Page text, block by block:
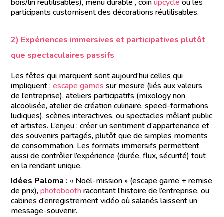
bois/lin réutilisables), menu durable , coinupcycle où les
participants customisent des décorations réutilisables.
2) Expériences immersives et participatives plutôt
que spectaculaires passifs
Les fêtes qui marquent sont aujourd’hui celles qui
impliquent :escape games sur mesure (liés aux valeurs
de l’entreprise), ateliers participatifs (mixology non
alcoolisée, atelier de création culinaire, speed-formations
ludiques), scènes interactives, ou spectacles mêlant public
et artistes. L’enjeu : créer un sentiment d’appartenance et
des souvenirs partagés, plutôt que de simples moments
de consommation. Les formats immersifs permettent
aussi de contrôler l’expérience (durée, flux, sécurité) tout
en la rendant unique.
Idées Paloma : « Noël-mission » (escape game + remise
de prix),photoboothracontant l’histoire de l’entreprise, ou
cabines d’enregistrement vidéo où salariés laissent un
message-souvenir.